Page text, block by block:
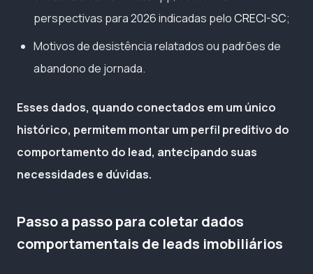
perspectivas para 2026 indicadas peloCRECI-SC;
Motivos de desistência relatados ou padrões de
abandono de jornada.
Esses dados, quando conectados em um único
histórico, permitem montar um perfil preditivo do
comportamento do lead, antecipando suas
necessidades e dúvidas.
Passo a passo para coletar dados
comportamentais de leads imobiliários